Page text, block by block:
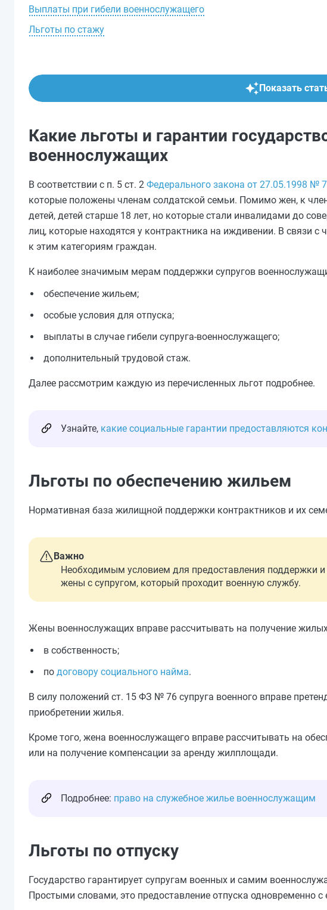
Выплаты при гибели военнослужащего
Льготы по стажу
Показать
Какие льготы и гарантии
военнослужащих
В соответствии с п. 5 ст. 2 Федерального закона от 27.05.1998 №
которые положены членам солдатской семьи. Помимо жен, к
детей, детей старше 18 лет, но которые стали инвалидами до
лиц, которые находятся у контрактника на иждивении. В связи
к этим категориям граждан.
К наиболее значимым мерам поддержки супругов
обеспечение жильем;
особые условия для отпуска;
выплаты в случае гибели супруга-военнослужащего;
дополнительный трудовой стаж.
Далее рассмотрим каждую из перечисленных льгот подробнее.
Узнайте, какие социальные гарантии предоставляются
Льготы по обеспечению жильем
Нормативная база жилищной поддержки контрактников и их
Важно
Необходимым условием для предоставления поддержки
жены с супругом, который проходит военную службу.
Жены военнослужащих вправе рассчитывать на получение
в собственность;
по договору социального найма.
В силу положений ст. 15 ФЗ № 76 супруга военного вправе
приобретении жилья.
Кроме того, жена военнослужащего вправе рассчитывать на
или на получение компенсации за аренду жилплощади.
Подробнее: право на служебное жилье военнослужащим
Льготы по отпуску
Государство гарантирует супругам военных и самим
Простыми словами, это предоставление отпуска одновременно